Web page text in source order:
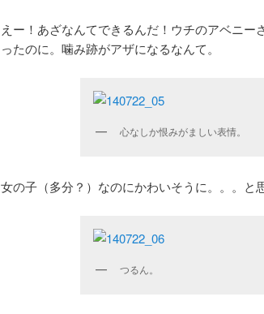
えー！あざなんてできるんだ！ウチのアベニ
ったのに。噛み跡がアザになるなんて。
心なしか恨みがましい表情。
女の子（多分？）なのにかわいそうに。。。と
つるん。